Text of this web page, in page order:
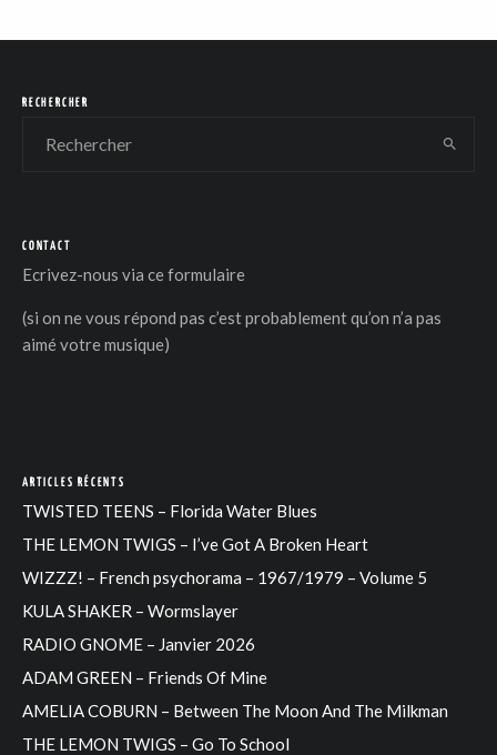
RECHERCHER
CONTACT
Ecrivez-nous via ce formulaire
(si on ne vous répond pas c’est probablement qu’on n’a pas
aimé votre musique)
ARTICLES RÉCENTS
TWISTED TEENS – Florida Water Blues
THE LEMON TWIGS – I’ve Got A Broken Heart
WIZZZ! – French psychorama – 1967/1979 – Volume 5
KULA SHAKER – Wormslayer
RADIO GNOME – Janvier 2026
ADAM GREEN – Friends Of Mine
AMELIA COBURN – Between The Moon And The Milkman
THE LEMON TWIGS – Go To School